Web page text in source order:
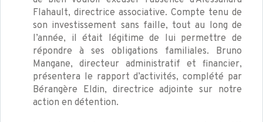
Flahault, directrice associative. Compte tenu de
son investissement sans faille, tout au long de
l’année, il était légitime de lui permettre de
répondre à ses obligations familiales. Bruno
Mangane, directeur administratif et financier,
présentera le rapport d’activités, complété par
Bérangère Eldin, directrice adjointe sur notre
action en détention.